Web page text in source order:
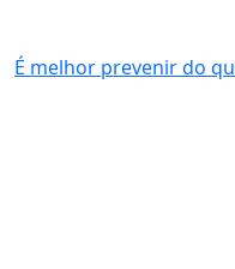
É melhor prevenir do